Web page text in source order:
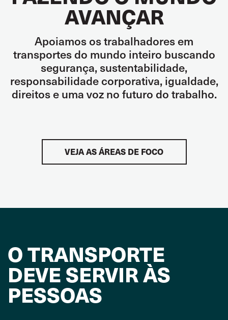
AVANÇAR
Apoiamos os trabalhadores em
transportes do mundo inteiro buscando
segurança, sustentabilidade,
responsabilidade corporativa, igualdade,
direitos e uma voz no futuro do trabalho.
VEJA AS ÁREAS DE FOCO
O TRANSPORTE
DEVE SERVIR ÀS
PESSOAS